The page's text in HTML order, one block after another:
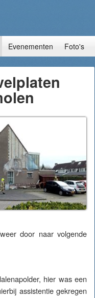
Evenementen Foto's
door naar volgende
hier was een
assistentie gekregen